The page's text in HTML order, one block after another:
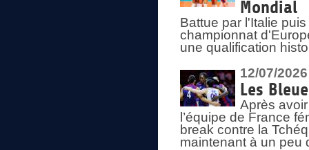
Mondial
Battue par l'Italie
championnat
une qualification
12/07/2026
Les
Après
l’équipe de France
break contre la
maintenant à un peu